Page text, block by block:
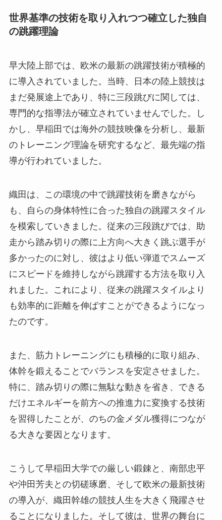
世界基準の技術を取り入れつつ確立した独自
の跳躍理論
早大陸上部では、欧米の最新の跳躍技術が積極的
に導入されていました。当時、日本の陸上競技は
まだ発展途上であり、特に三段跳びに関しては、
専門的な指導法が確立されていませんでした。し
かし、早稲田では海外の競技映像を分析し、最新
のトレーニング理論を研究するなど、最先端の指
導が行われていました。
織田は、この環境の中で跳躍技術を磨きながら
も、自らの身体特性に合った独自の跳躍スタイル
を模索していきました。従来の三段跳びでは、助
走から踏み切りの際に上方向へ大きく跳ぶ選手が
多かったのに対し、彼はより低い弾道でスムーズ
にスピードを維持しながら跳躍する方法を取り入
れました。これにより、従来の跳躍スタイルより
も効率的に距離を伸ばすことができるようになっ
たのです。
また、筋力トレーニングにも積極的に取り組み、
体幹を鍛えることでバランスを安定させました。
特に、踏み切りの際に無駄な動きを省き、できる
だけエネルギーを前方への推進力に変換する技術
を習得したことが、のちの金メダル獲得につなが
る大きな要因となります。
こうして早稲田大学での厳しい鍛錬と、南部忠平
や沖田芳夫との切磋琢磨、そして欧米の最新技術
の導入が、織田幹雄の競技人生を大きく飛躍させ
ることになりました。そして彼は、世界の舞台に